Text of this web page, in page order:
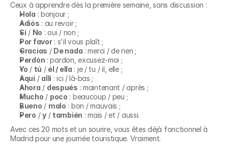
Ceux à apprendre dès la première semaine, sans discussion :
Hola : bonjour ;
Adiós : au revoir ;
Sí / No : oui / non ;
Por favor : s'il vous plaît ;
Gracias / De nada : merci / de rien ;
Perdón : pardon, excusez-moi ;
Yo / tú / él / ella : je / tu / il, elle ;
Aquí / allí : ici / là-bas ;
Ahora / después : maintenant / après ;
Mucho / poco : beaucoup / peu ;
Bueno / malo : bon / mauvais ;
Pero / y / también : mais / et / aussi.
Avec ces 20 mots et un sourire, vous êtes déjà fonctionnel à
Madrid pour une journée touristique. Vraiment.